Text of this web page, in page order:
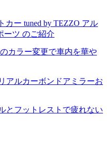
カー tuned by TEZZO アル
ーツ のご紹介
カラー変更で車内を華や
アルカーボンドアミラーお
とフットレストで疲れない